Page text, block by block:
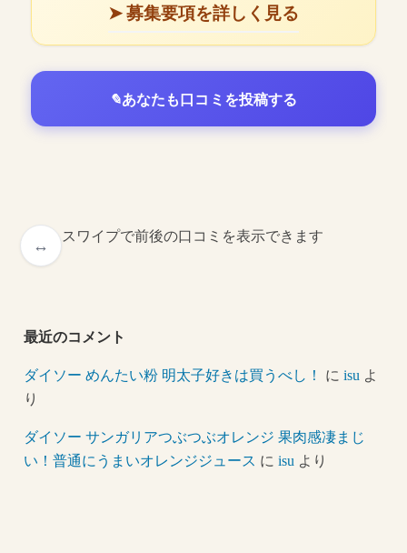
➤ 募集要項を詳しく見る
あなたも口コミを投稿する
スワイプで前後の口コミを表示できます
最近のコメント
ダイソー めんたい粉 明太子好きは買うべし！ にisu よ
り
ダイソー サンガリアつぶつぶオレンジ 果肉感凄まじ
い！普通にうまいオレンジジュース にisu より